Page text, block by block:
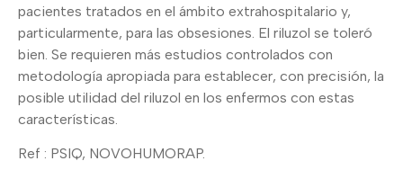
pacientes tratados en el ámbito extrahospitalario y,
particularmente, para las obsesiones. El riluzol se toleró
bien. Se requieren más estudios controlados con
metodología apropiada para establecer, con precisión, la
posible utilidad del riluzol en los enfermos con estas
características.
Ref : PSIQ, NOVOHUMORAP.